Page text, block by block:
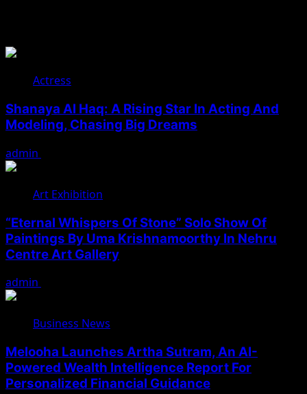
Actress
Shanaya Al Haq: A Rising Star In Acting And
Modeling, Chasing Big Dreams
admin
Art Exhibition
“Eternal Whispers Of Stone” Solo Show Of
Paintings By Uma Krishnamoorthy In Nehru
Centre Art Gallery
admin
Business News
Melooha Launches Artha Sutram, An AI-
Powered Wealth Intelligence Report For
Personalized Financial Guidance